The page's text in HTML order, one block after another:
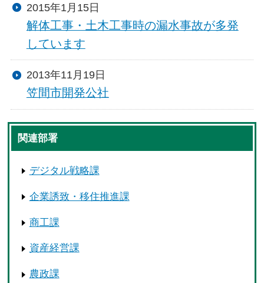
2015年1月15日
解体工事・土木工事時の漏水事故が多発
しています
2013年11月19日
笠間市開発公社
関連部署
デジタル戦略課
企業誘致・移住推進課
商工課
資産経営課
農政課